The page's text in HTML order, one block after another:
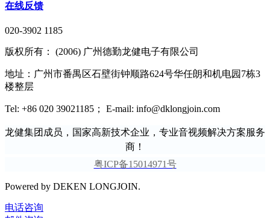
在线反馈
020-3902 1185
版权所有： (2006) 广州德勤龙健电子有限公司
地址：广州市番禺区石壁街钟顺路624号华任朗和机电园7栋3
楼整层
Tel: +86 020 39021185； E-mail: info@dklongjoin.com
龙健集团成员，国家高新技术企业，专业音视频解决方案服务
商！
粤ICP备15014971号
Powered by DEKEN LONGJOIN.
电话咨询